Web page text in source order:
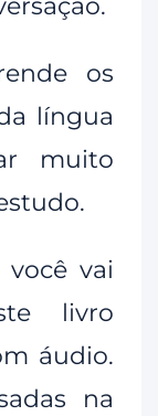
os
língua
muito
vai
livro
áudio.
na